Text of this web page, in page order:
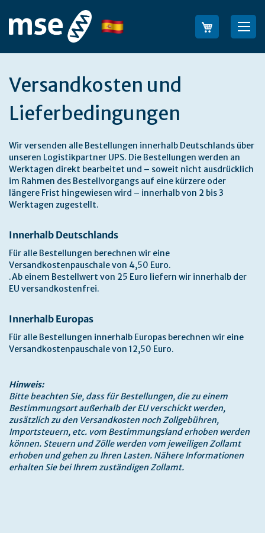
contenido
Lenguaje
Versandkosten und
Lieferbedingungen
Wir versenden alle Bestellungen innerhalb Deutschlands über
unseren Logistikpartner UPS. Die Bestellungen werden an
Werktagen direkt bearbeitet und – soweit nicht ausdrücklich
im Rahmen des Bestellvorgangs auf eine kürzere oder
längere Frist hingewiesen wird – innerhalb von 2 bis 3
Werktagen zugestellt.
Innerhalb Deutschlands
Für alle Bestellungen berechnen wir eine
Versandkostenpauschale von 4,50 Euro.
.Ab einem Bestellwert von 25 Euro liefern wir innerhalb der
EU versandkostenfrei.
Innerhalb Europas
Für alle Bestellungen innerhalb Europas berechnen wir eine
Versandkostenpauschale von 12,50 Euro.
Hinweis:
Bitte beachten Sie, dass für Bestellungen, die zu einem
Bestimmungsort außerhalb der EU verschickt werden,
zusätzlich zu den Versandkosten noch Zollgebühren,
Importsteuern, etc. vom Bestimmungsland erhoben werden
können. Steuern und Zölle werden vom jeweiligen Zollamt
erhoben und gehen zu Ihren Lasten. Nähere Informationen
erhalten Sie bei Ihrem zuständigen Zollamt.